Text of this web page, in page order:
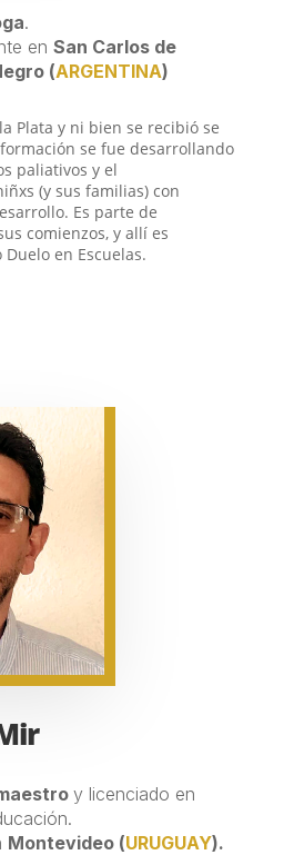
.
en San Carlos de
(ARGENTINA)
Plata y ni bien se recibió se
se fue desarrollando
paliativos y el
(y sus familias) con
Es parte de
comienzos, y allí es
en Escuelas.
y licenciado en
Montevideo (URUGUAY).